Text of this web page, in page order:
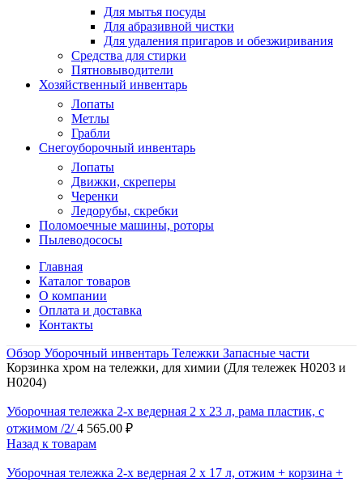
Для мытья посуды
Для абразивной чистки
Для удаления пригаров и обезжиривания
Средства для стирки
Пятновыводители
Хозяйственный инвентарь
Лопаты
Метлы
Грабли
Снегоуборочный инвентарь
Лопаты
Движки, скреперы
Черенки
Ледорубы, скребки
Поломоечные машины, роторы
Пылеводососы
Главная
Каталог товаров
О компании
Оплата и доставка
Контакты
Обзор Уборочный инвентарь Тележки Запасные части
Корзинка хром на тележки, для химии (Для тележек H0203 и
H0204)
Уборочная тележка 2-х ведерная 2 х 23 л, рама пластик, с
отжимом /2/4 565.00 ₽
Назад к товарам
Уборочная тележка 2-х ведерная 2 х 17 л, отжим + корзина +